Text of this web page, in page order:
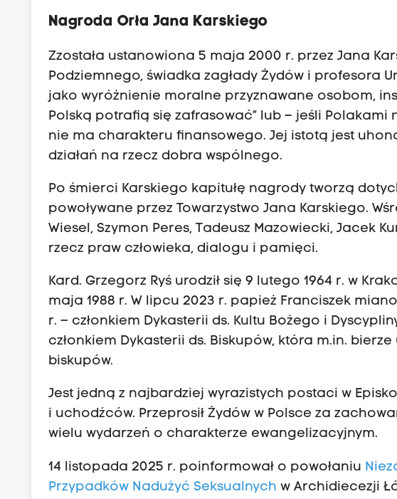
Nagroda Orła Jana Karskiego
Zzostała ustanowiona 5 maja 2000 r. przez Jana
Podziemnego, świadka zagłady Żydów i profesora
jako wyróżnienie moralne przyznawane osobom,
Polską potrafią się zafrasować” lub – jeśli Polakami
nie ma charakteru finansowego. Jej istotą jest
działań na rzecz dobra wspólnego.
Po śmierci Karskiego kapitułę nagrody tworzą
powoływane przez Towarzystwo Jana Karskiego.
Wiesel, Szymon Peres, Tadeusz Mazowiecki, Jacek
rzecz praw człowieka, dialogu i pamięci.
Kard. Grzegorz Ryś urodził się 9 lutego 1964 r. w
maja 1988 r. W lipcu 2023 r. papież Franciszek
r. – członkiem Dykasterii ds. Kultu Bożego i
członkiem Dykasterii ds. Biskupów, która m.in.
biskupów.
Jest jedną z najbardziej wyrazistych postaci w
i uchodźców. Przeprosił Żydów w Polsce za
wielu wydarzeń o charakterze ewangelizacyjnym.
14 listopada 2025 r. poinformował o powołaniu
Przypadków Nadużyć Seksualnych w Archidiecezji